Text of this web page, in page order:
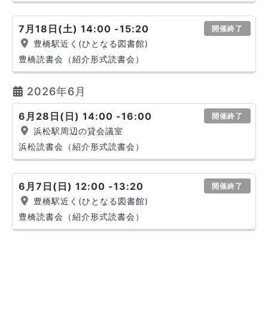
7月18日(土) 14:00 -15:20 開催終了
豊橋駅近く(ひとなる図書館)
豊橋読書会（紹介形式読書会）
2026年6月
6月28日(日) 14:00 -16:00 開催終了
浜松駅周辺の貸会議室
浜松読書会（紹介形式読書会）
6月7日(日) 12:00 -13:20 開催終了
豊橋駅近く(ひとなる図書館)
豊橋読書会（紹介形式読書会）